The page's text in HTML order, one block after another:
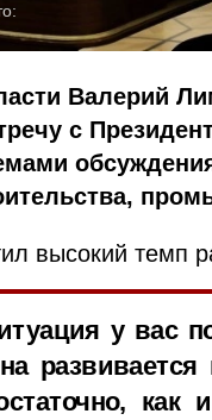
Валерий
с
высокий темп
у вас